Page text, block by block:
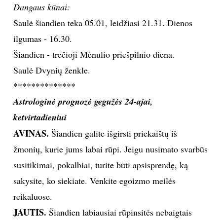
MUZIKA
TEATRAS
SPORTAS
MENAS
ORAI
ĮDOMYBĖS
Dangaus kūnai:
Saulė šiandien teka 05.01, leidžiasi 21.31. Dienos
ilgumas - 16.30.
Šiandien - trečioji Mėnulio priešpilnio diena.
Saulė Dvynių ženkle.
**************
Astrologinė prognozė gegužės 24-ajai,
ketvirtadieniui
AVINAS. Šiandien galite išgirsti priekaištų iš
žmonių, kurie jums labai rūpi. Jeigu nusimato svarbūs
susitikimai, pokalbiai, turite būti apsisprendę, ką
sakysite, ko siekiate. Venkite egoizmo meilės
reikaluose.
JAUTIS. Šiandien labiausiai rūpinsitės nebaigtais